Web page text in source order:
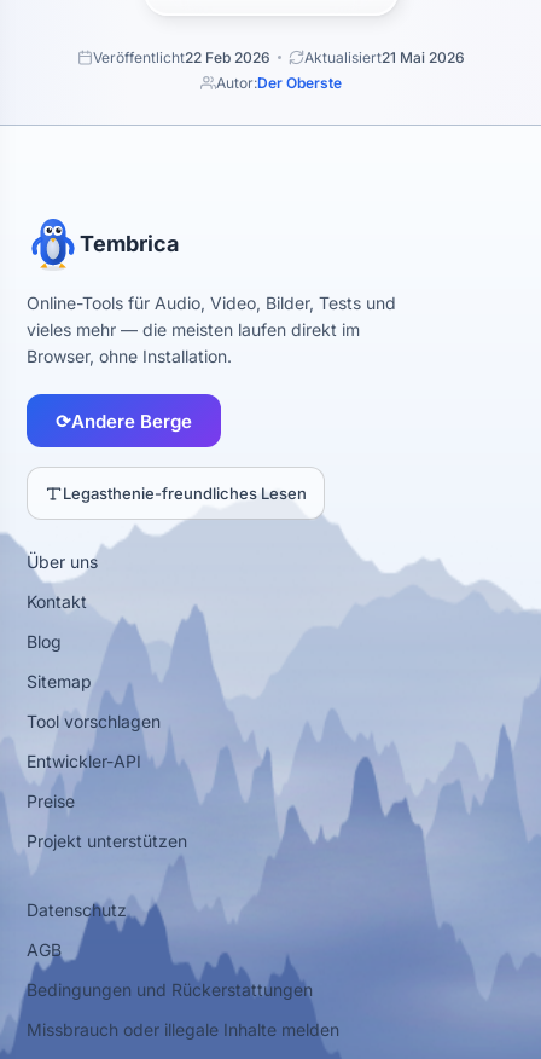
Veröffentlicht22 Feb 2026 Aktualisiert21 Mai 2026
Autor:Der Oberste
Tembrica
Online-Tools für Audio, Video, Bilder, Tests und
vieles mehr — die meisten laufen direkt im
Browser, ohne Installation.
⟳Andere Berge
Legasthenie-freundliches Lesen
Über uns
Kontakt
Blog
Sitemap
Tool vorschlagen
Entwickler-API
Preise
Projekt unterstützen
Datenschutz
AGB
Bedingungen und Rückerstattungen
Missbrauch oder illegale Inhalte melden